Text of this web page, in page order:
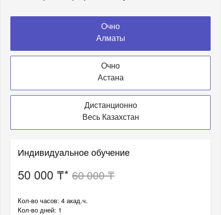
Очно
Алматы
Очно
Астана
Дистанционно
Весь Казахстан
Индивидуальное обучение
50 000 ₸* 60 000 ₸
Кол-во часов: 4 акад.ч.
Кол-во дней: 1